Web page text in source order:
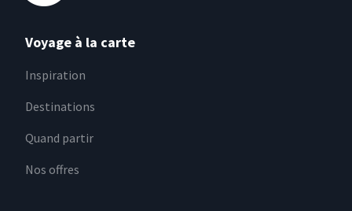
Voyage à la carte
Inspiration
Destinations
Quand partir
Nos offres